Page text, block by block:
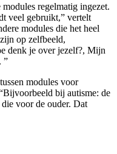
regelmatig ingezet.
veel gebruikt,” vertelt
modules die het heel
op zelfbeeld,
denk je over jezelf?, Mijn
”
modules voor
bij autisme: de
voor de ouder. Dat